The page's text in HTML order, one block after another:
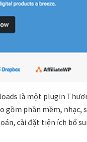
là một plugin
gồm phần mềm, nhạc,
cài đặt tiện ích bổ